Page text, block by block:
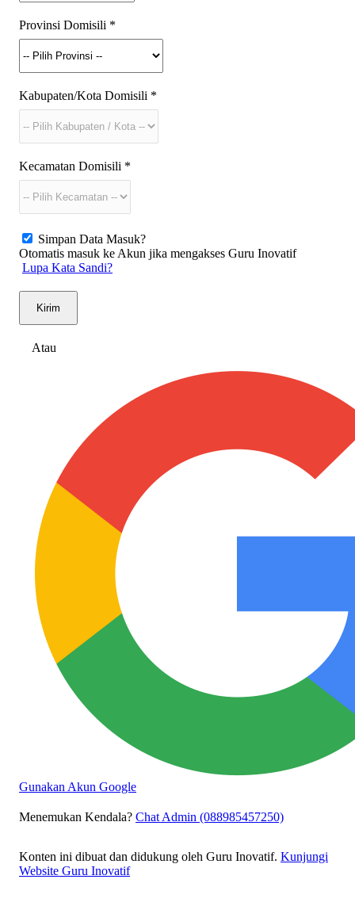
Provinsi Domisili *
Kabupaten/Kota Domisili *
Kecamatan Domisili *
Simpan Data Masuk?
Otomatis masuk ke Akun jika mengakses Guru Inovatif
Lupa Kata Sandi?
Kirim
Atau
Gunakan Akun Google
Menemukan Kendala? Chat Admin (088985457250)
Konten ini dibuat dan didukung oleh Guru Inovatif. Kunjungi
Website Guru Inovatif